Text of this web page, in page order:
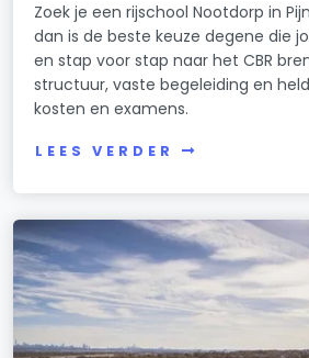
Zoek je een rijschool Nootdorp in
dan is de beste keuze degene die
en stap voor stap naar het CBR
structuur, vaste begeleiding en
kosten en examens.
LEES VERDER